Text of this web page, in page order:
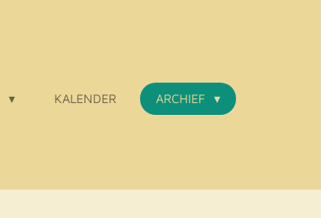
KALENDER ARCHIEF